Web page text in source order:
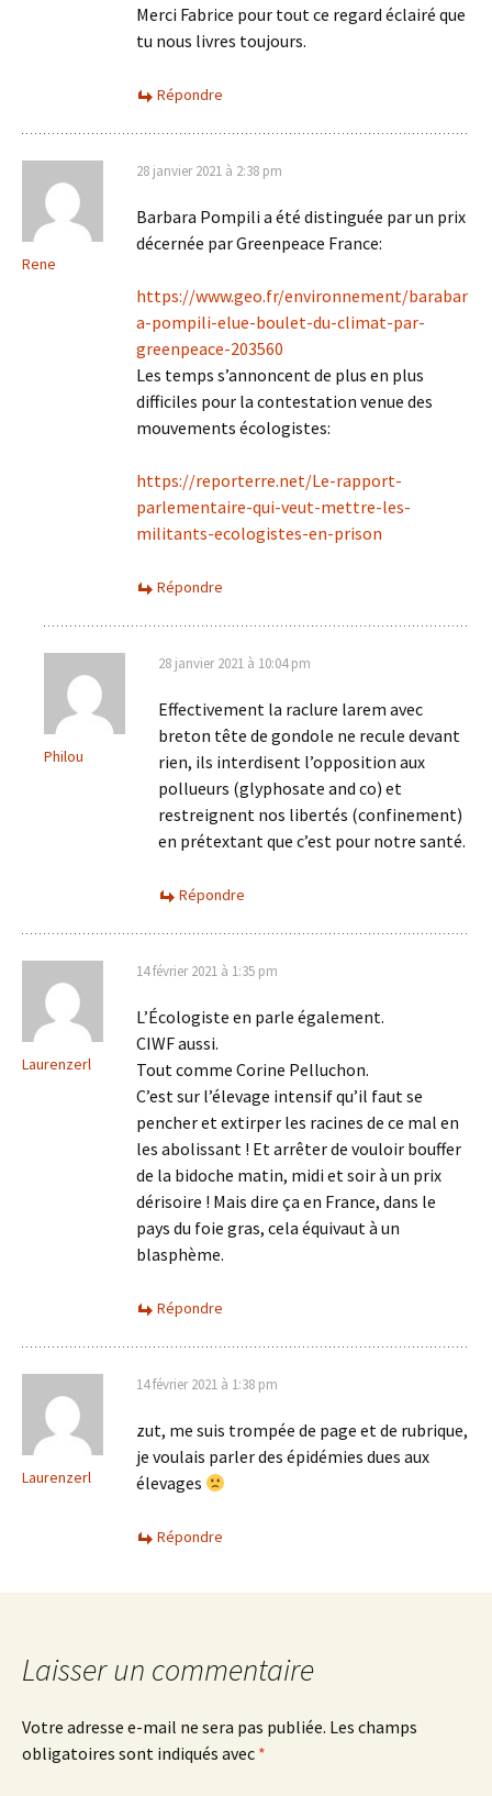
Merci Fabrice pour tout ce regard éclairé que
tu nous livres toujours.
Répondre
Rene
28 janvier 2021 à 2:38 pm
Barbara Pompili a été distinguée par un prix
décernée par Greenpeace France:
https://www.geo.fr/environnement/barabar
a-pompili-elue-boulet-du-climat-par-
greenpeace-203560
Les temps s’annoncent de plus en plus
difficiles pour la contestation venue des
mouvements écologistes:
https://reporterre.net/Le-rapport-
parlementaire-qui-veut-mettre-les-
militants-ecologistes-en-prison
Répondre
Philou
28 janvier 2021 à 10:04 pm
Effectivement la raclure larem avec
breton tête de gondole ne recule devant
rien, ils interdisent l’opposition aux
pollueurs (glyphosate and co) et
restreignent nos libertés (confinement)
en prétextant que c’est pour notre santé.
Répondre
Laurenzerl
14 février 2021 à 1:35 pm
L’Écologiste en parle également.
CIWF aussi.
Tout comme Corine Pelluchon.
C’est sur l’élevage intensif qu’il faut se
pencher et extirper les racines de ce mal en
les abolissant ! Et arrêter de vouloir bouffer
de la bidoche matin, midi et soir à un prix
dérisoire ! Mais dire ça en France, dans le
pays du foie gras, cela équivaut à un
blasphème.
Répondre
Laurenzerl
14 février 2021 à 1:38 pm
zut, me suis trompée de page et de rubrique,
je voulais parler des épidémies dues aux
élevages
Répondre
Laisser un commentaire
Votre adresse e-mail ne sera pas publiée. Les champs
obligatoires sont indiqués avec *